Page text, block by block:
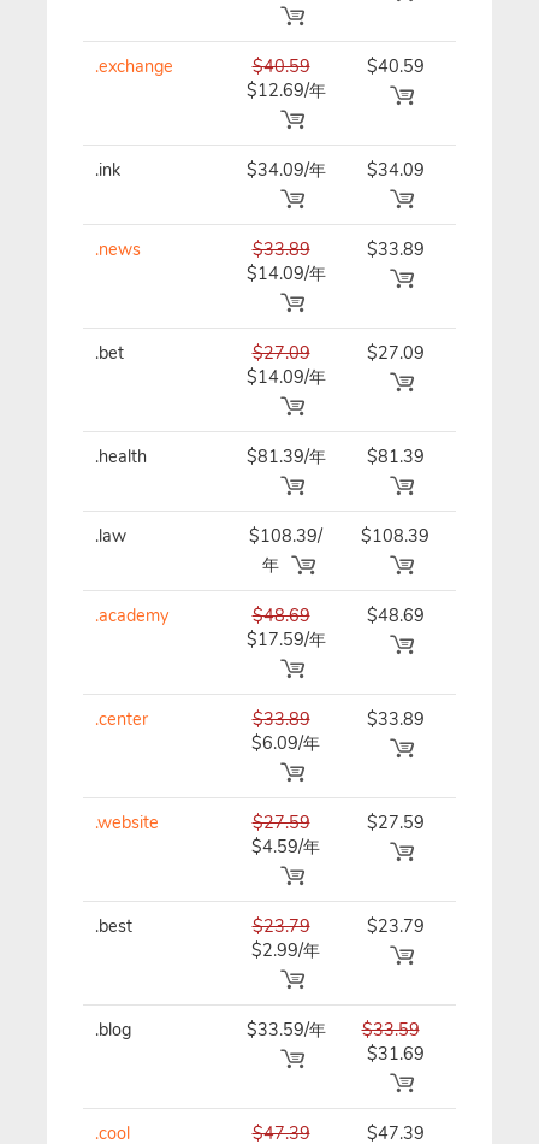
.exchange
$40.59
$12.69/年
$40.59
.ink $34.09/年 $34.09
.news
$33.89
$14.09/年
$33.89
.bet
$27.09
$14.09/年
$27.09
.health $81.39/年 $81.39
.law
$108.39/
年
$108.39
.academy
$48.69
$17.59/年
$48.69
.center
$33.89
$6.09/年
$33.89
.website
$27.59
$4.59/年
$27.59
.best
$23.79
$2.99/年
$23.79
.blog $33.59/年
$33.59
$31.69
.cool $47.39 $47.39